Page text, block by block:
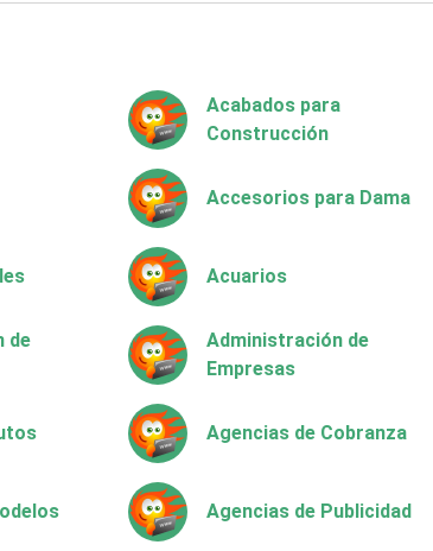
Acabados para
Construcción
Accesorios para Dama
Acuarios
de
Administración de
Empresas
Agencias de Cobranza
Agencias de Publicidad